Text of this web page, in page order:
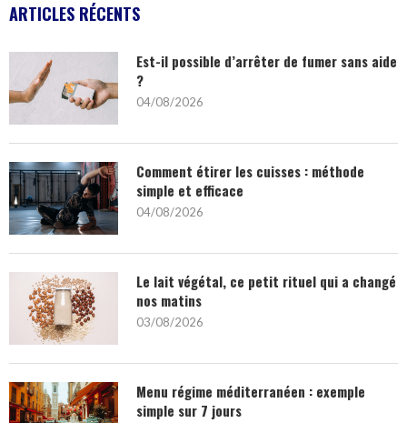
ARTICLES RÉCENTS
Est-il possible d’arrêter de fumer sans aide
?
04/08/2026
Comment étirer les cuisses : méthode
simple et efficace
04/08/2026
Le lait végétal, ce petit rituel qui a changé
nos matins
03/08/2026
Menu régime méditerranéen : exemple
simple sur 7 jours